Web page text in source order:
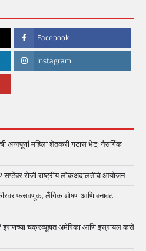
Facebook
Instagram
अन्नपूर्णा महिला शेतकरी गटास भेट; नैसर्गिक
सप्टेंबर रोजी राष्ट्रीय लोकअदालतीचे आयोजन
फसवणूक, लैंगिक शोषण आणि बनावट
इराणच्या चक्रव्यूहात अमेरिका आणि इस्रायल कसे